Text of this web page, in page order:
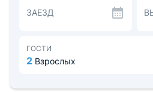
Кухня полностью оборудована
набором посуды и обеденным
личного автомобиля. В 432 м -
м - парк «Юность», в 871 м -
ЗАЕЗД
ГОСТИ
2 Взрослых